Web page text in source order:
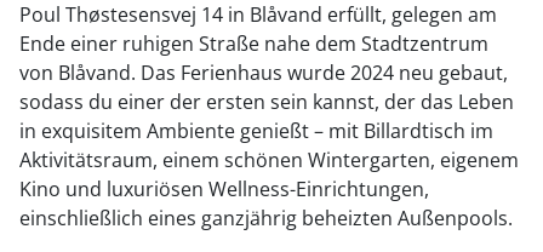
Poul Thøstesensvej 14 in Blåvand erfüllt, gelegen am
Ende einer ruhigen Straße nahe dem Stadtzentrum
von Blåvand. Das Ferienhaus wurde 2024 neu gebaut,
sodass du einer der ersten sein kannst, der das Leben
in exquisitem Ambiente genießt – mit Billardtisch im
Aktivitätsraum, einem schönen Wintergarten, eigenem
Kino und luxuriösen Wellness-Einrichtungen,
einschließlich eines ganzjährig beheizten Außenpools.